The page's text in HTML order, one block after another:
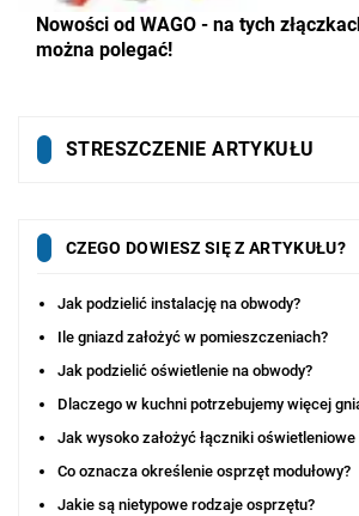
Nowości od WAGO - na tych
można polegać!
STRESZCZENIE ARTYKUŁU
CZEGO DOWIESZ SIĘ Z ARTYKUŁU?
Jak podzielić instalację na obwody?
Ile gniazd założyć w pomieszczeniach?
Jak podzielić oświetlenie na obwody?
Dlaczego w kuchni potrzebujemy więcej
Jak wysoko założyć łączniki oświetleniowe
Co oznacza określenie osprzęt modułowy?
Jakie są nietypowe rodzaje osprzętu?